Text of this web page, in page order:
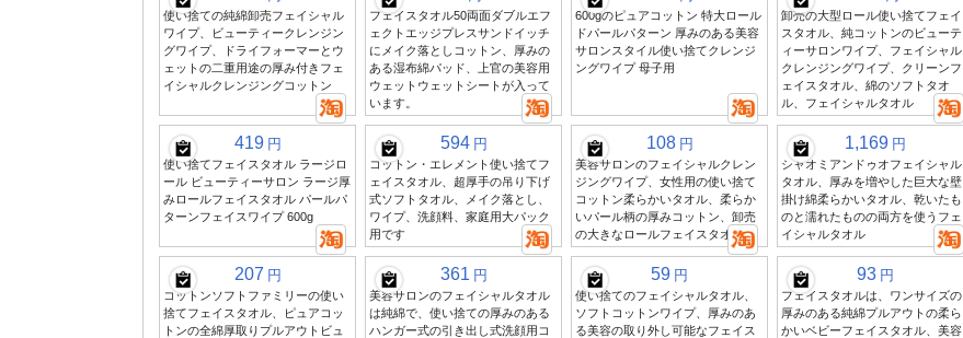
使い捨ての純綿卸売フェイシャル
ワイプ、ビューティークレンジン
グワイプ、ドライフォーマーとウ
ェットの二重用途の厚み付きフェ
イシャルクレンジングコットン
フェイスタオル50両面ダブルエフ
ェクトエッジプレスサンドイッチ
にメイク落としコットン、厚みの
ある湿布綿パッド、上官の美容用
ウェットウェットシートが入って
います。
600gのピュアコットン 特大ロール
ドパールパターン 厚みのある美容
サロンスタイル使い捨てクレンジ
ングワイプ 母子用
卸売の大型ロール使い捨てフェイ
スタオル、純コットンのビューテ
ィーサロンワイプ、フェイシャル
クレンジングワイプ、クリーンフ
ェイスタオル、綿のソフトタオ
ル、フェイシャルタオル
419 円
使い捨てフェイスタオル ラージロ
ール ビューティーサロン ラージ厚
みロールフェイスタオル パールパ
ターンフェイスワイプ 600g
594 円
コットン・エレメント使い捨てフ
ェイスタオル、超厚手の吊り下げ
式ソフトタオル、メイク落とし、
ワイプ、洗顔料、家庭用大パック
用です
108 円
美容サロンのフェイシャルクレン
ジングワイプ、女性用の使い捨て
コットン柔らかいタオル、柔らか
いパール柄の厚みコットン、卸売
の大きなロールフェイスタオル
1,169 円
シャオミアンドゥオフェイシャル
タオル、厚みを増やした巨大な壁
掛け綿柔らかいタオル、乾いたも
のと濡れたものの両方を使うフェ
イシャルタオル
207 円
コットンソフトファミリーの使い
捨てフェイスタオル、ピュアコッ
トンの全綿厚取りプルアウトビュ
361 円
美容サロンのフェイシャルタオル
は純綿で、使い捨ての厚みのある
ハンガー式の引き出し式洗顔用コ
59 円
使い捨てのフェイシャルタオル、
ソフトコットンワイプ、厚みのあ
る美容の取り外し可能なフェイス
93 円
フェイスタオルは、ワンサイズの
厚みのある純綿プルアウトの柔ら
かいベビーフェイスタオル、美容